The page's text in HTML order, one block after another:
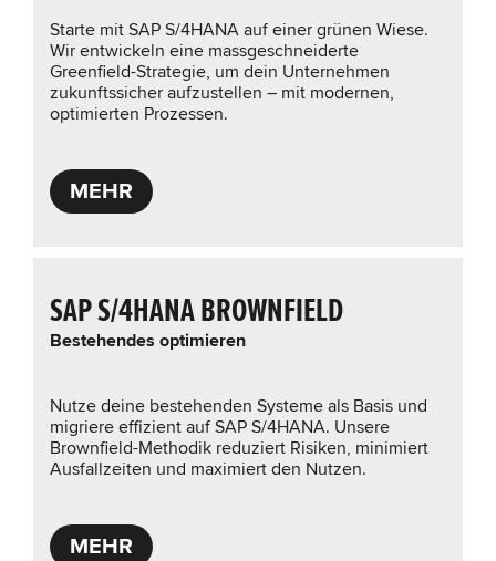
Starte mit SAP S/4HANA auf einer grünen Wiese.
Wir entwickeln eine massgeschneiderte
Greenfield-Strategie, um dein Unternehmen
zukunftssicher aufzustellen – mit modernen,
optimierten Prozessen.
MEHR
SAP S/4HANA BROWNFIELD
Bestehendes optimieren
Nutze deine bestehenden Systeme als Basis und
migriere effizient auf SAP S/4HANA. Unsere
Brownfield-Methodik reduziert Risiken, minimiert
Ausfallzeiten und maximiert den Nutzen.
MEHR